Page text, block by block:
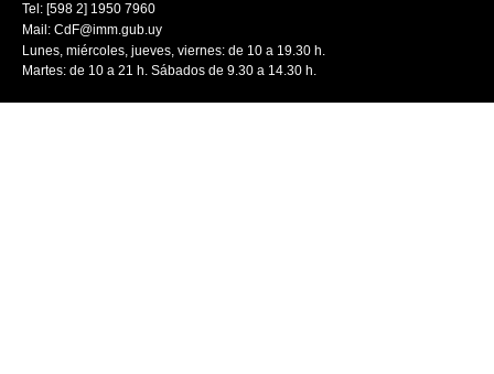
Tel: [598 2] 1950 7960
Mail: CdF@imm.gub.uy
Lunes, miércoles, jueves, viernes: de 10 a 19.30 h.
Martes: de 10 a 21 h. Sábados de 9.30 a 14.30 h.